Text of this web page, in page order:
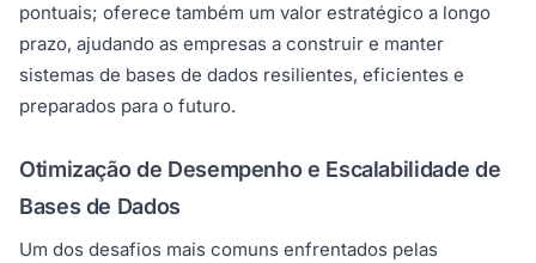
pontuais; oferece também um valor estratégico a longo
prazo, ajudando as empresas a construir e manter
sistemas de bases de dados resilientes, eficientes e
preparados para o futuro.
Otimização de Desempenho e Escalabilidade de
Bases de Dados
Um dos desafios mais comuns enfrentados pelas